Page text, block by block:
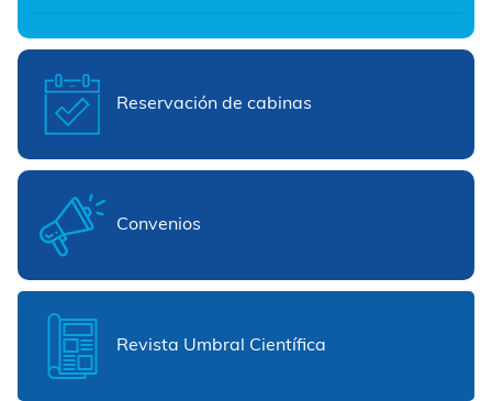
Reservación de cabinas
Convenios
Revista Umbral Científica